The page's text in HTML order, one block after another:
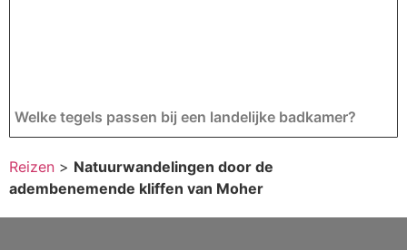
Welke tegels passen bij een landelijke badkamer?
Reizen > Natuurwandelingen door de
adembenemende kliffen van Moher